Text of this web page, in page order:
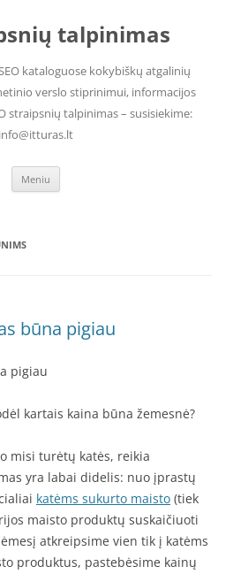
talpinimas
kataloguose kokybiškų atgalinių
verslo stiprinimui, informacijos
straipsnių talpinimas – susisiekime:
info@itturas.lt
Meniu
būna pigiau
pigiau
kartais kaina būna žemesnė?
misi turėtų katės, reikia
yra labai didelis: nuo įprastų
katėms sukurto maisto (tiek
maisto produktų suskaičiuoti
atkreipsime vien tik į katėms
produktus, pastebėsime kainų